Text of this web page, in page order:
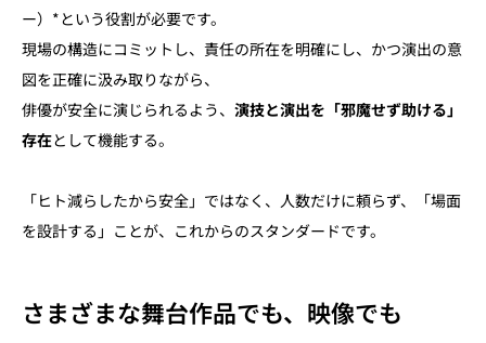
ー）*という役割が必要です。
現場の構造にコミットし、責任の所在を明確にし、かつ演出の意
図を正確に汲み取りながら、
俳優が安全に演じられるよう、 演技と演出を「邪魔せず助ける」
存在として機能する。
「ヒト減らしたから安全」ではなく、人数だけに頼らず、「場面
を設計する」ことが、これからのスタンダードです。
さまざまな舞台作品でも、映像でも